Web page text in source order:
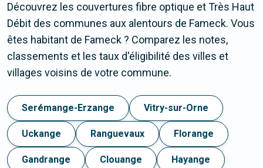
Découvrez les couvertures fibre optique et Très Haut
Débit des communes aux alentours de Fameck. Vous
êtes habitant de Fameck ? Comparez les notes,
classements et les taux d'éligibilité des villes et
villages voisins de votre commune.
Serémange-Erzange Vitry-sur-Orne
Uckange Ranguevaux Florange
Gandrange Clouange Hayange